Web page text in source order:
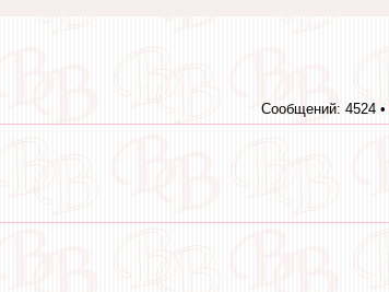
Сообщений: 4524 •